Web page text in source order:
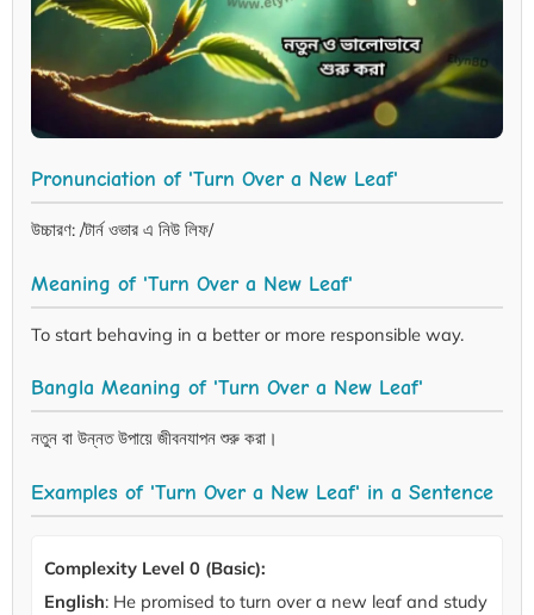
Pronunciation of 'Turn Over a New Leaf'
উচ্চারণ: /টার্ন ওভার এ নিউ লিফ/
Meaning of 'Turn Over a New Leaf'
To start behaving in a better or more responsible way.
Bangla Meaning of 'Turn Over a New Leaf'
নতুন বা উন্নত উপায়ে জীবনযাপন শুরু করা।
Examples of 'Turn Over a New Leaf' in a Sentence
Complexity Level 0 (Basic):
English: He promised to turn over a new leaf and study